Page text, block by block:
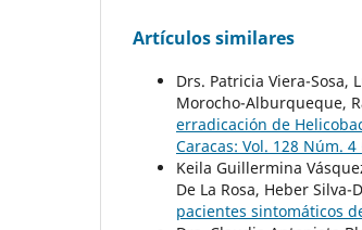
Artículos similares
Drs. Patricia Viera-Sosa,
Morocho-Alburqueque,
erradicación de
Caracas: Vol. 128 Núm. 4
Keila Guillermina
De La Rosa, Heber Silva-
pacientes sintomáticos